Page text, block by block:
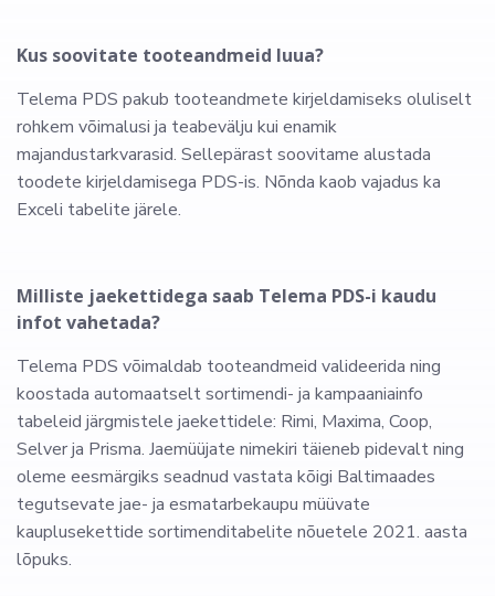
Kus soovitate tooteandmeid luua?
Telema PDS pakub tooteandmete kirjeldamiseks oluliselt
rohkem võimalusi ja teabevälju kui enamik
majandustarkvarasid. Sellepärast soovitame alustada
toodete kirjeldamisega PDS-is. Nõnda kaob vajadus ka
Exceli tabelite järele.
Milliste jaekettidega saab Telema PDS-i kaudu
infot vahetada?
Telema PDS võimaldab tooteandmeid valideerida ning
koostada automaatselt sortimendi- ja kampaaniainfo
tabeleid järgmistele jaekettidele: Rimi, Maxima, Coop,
Selver ja Prisma. Jaemüüjate nimekiri täieneb pidevalt ning
oleme eesmärgiks seadnud vastata kõigi Baltimaades
tegutsevate jae- ja esmatarbekaupu müüvate
kauplusekettide sortimenditabelite nõuetele 2021. aasta
lõpuks.